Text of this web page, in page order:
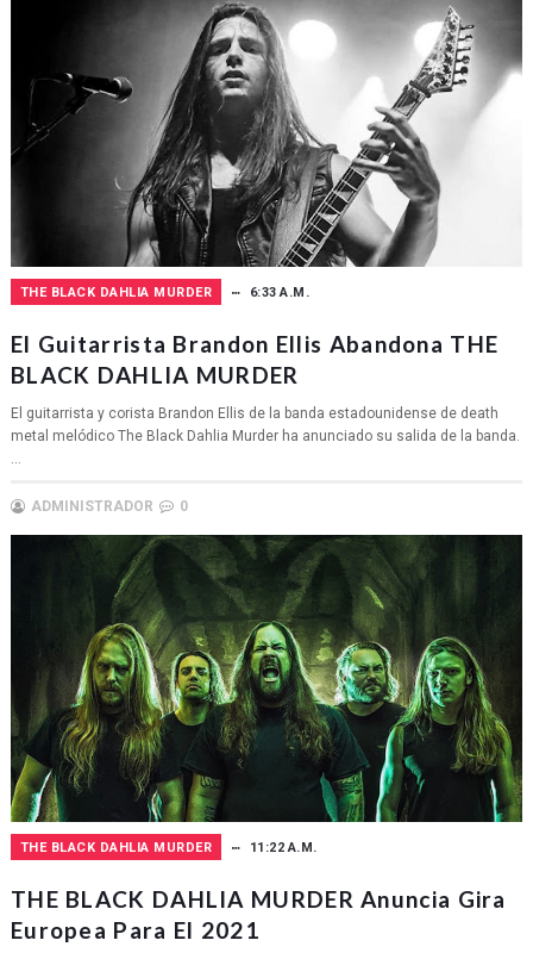
THE BLACK DAHLIA MURDER 6:33 A.M.
El Guitarrista Brandon Ellis Abandona THE
BLACK DAHLIA MURDER
El guitarrista y corista Brandon Ellis de la banda estadounidense de death
metal melódico The Black Dahlia Murder ha anunciado su salida de la banda.
ADMINISTRADOR 0
THE BLACK DAHLIA MURDER 11:22 A.M.
THE BLACK DAHLIA MURDER Anuncia Gira
Europea Para El 2021